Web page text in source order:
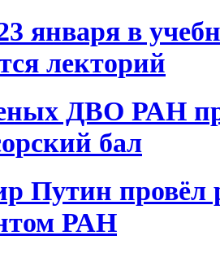
января в
лекторий
ДВО РАН
бал
Путин провёл
РАН